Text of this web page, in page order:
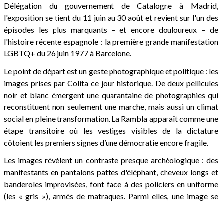
Délégation du gouvernement de Catalogne à Madrid,
l'exposition se tient du 11 juin au 30 août et revient sur l'un des
épisodes les plus marquants – et encore douloureux – de
l'histoire récente espagnole : la première grande manifestation
LGBTQ+ du 26 juin 1977 à Barcelone.
Le point de départ est un geste photographique et politique : les
images prises par Colita ce jour historique. De deux pellicules
noir et blanc émergent une quarantaine de photographies qui
reconstituent non seulement une marche, mais aussi un climat
social en pleine transformation. La Rambla apparaît comme une
étape transitoire où les vestiges visibles de la dictature
côtoient les premiers signes d’une démocratie encore fragile.
Les images révèlent un contraste presque archéologique : des
manifestants en pantalons pattes d'éléphant, cheveux longs et
banderoles improvisées, font face à des policiers en uniforme
(les « gris »), armés de matraques. Parmi elles, une image se